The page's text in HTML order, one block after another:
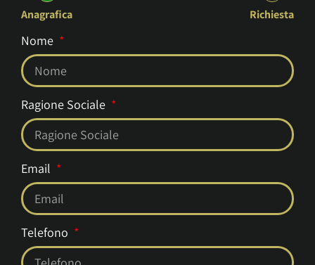
Anagrafica
Richiesta
Nome
Ragione Sociale
Email
Telefono